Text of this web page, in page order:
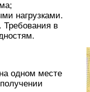
нагрузками.
Требования в
одном месте